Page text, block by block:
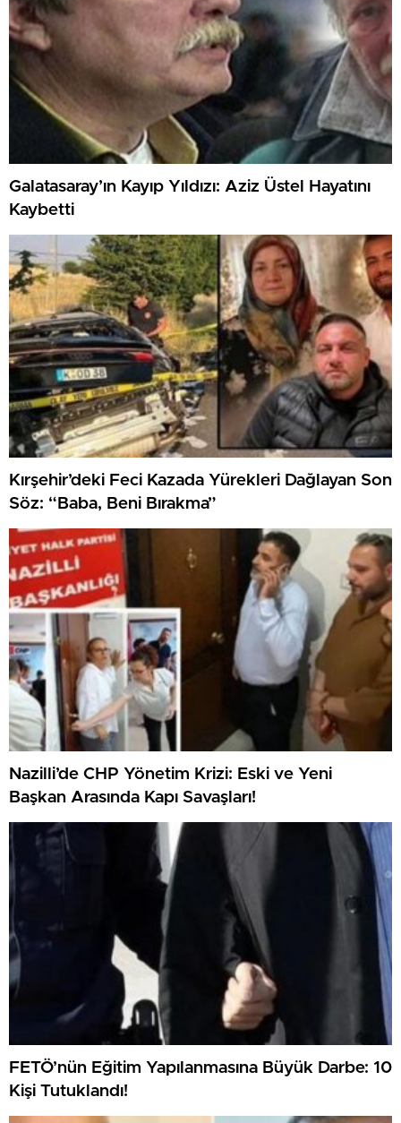
Galatasaray’ın Kayıp Yıldızı: Aziz Üstel Hayatını
Kaybetti
Kırşehir’deki Feci Kazada Yürekleri Dağlayan Son
Söz: “Baba, Beni Bırakma”
Nazilli’de CHP Yönetim Krizi: Eski ve Yeni
Başkan Arasında Kapı Savaşları!
FETÖ’nün Eğitim Yapılanmasına Büyük Darbe: 10
Kişi Tutuklandı!